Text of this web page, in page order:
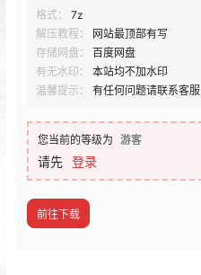
格式：
7z
解压教程：
网站最顶部有写
存储网盘：
百度网盘
有无水印：
本站均不加水印
温馨提示：
有任何问题请联系客服
您当前的等级为 游客
请先 登录
前往下载